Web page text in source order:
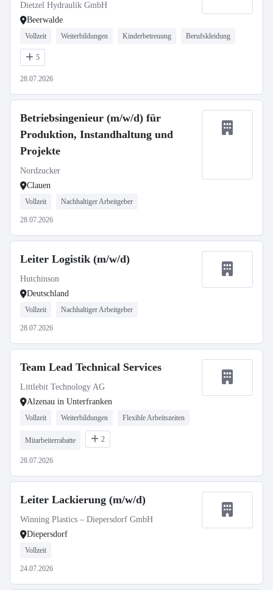
Dietzel Hydraulik GmbH
Beerwalde
Vollzeit Weiterbildungen Kinderbetreuung Berufskleidung
5
28.07.2026
Betriebsingenieur (m/w/d) für
Produktion, Instandhaltung und
Projekte
Nordzucker
Clauen
Vollzeit Nachhaltiger Arbeitgeber
28.07.2026
Leiter Logistik (m/w/d)
Hutchinson
Deutschland
Vollzeit Nachhaltiger Arbeitgeber
28.07.2026
Team Lead Technical Services
Littlebit Technology AG
Alzenau in Unterfranken
Vollzeit Weiterbildungen Flexible Arbeitszeiten
Mitarbeiterrabatte 2
28.07.2026
Leiter Lackierung (m/w/d)
Winning Plastics – Diepersdorf GmbH
Diepersdorf
Vollzeit
24.07.2026